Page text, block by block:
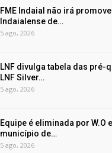
FME Indaial não irá
Indaialense de…
5 ago, 2026
LNF divulga tabela das pré-
LNF Silver…
5 ago, 2026
Equipe é eliminada por W.O
município de…
5 ago, 2026